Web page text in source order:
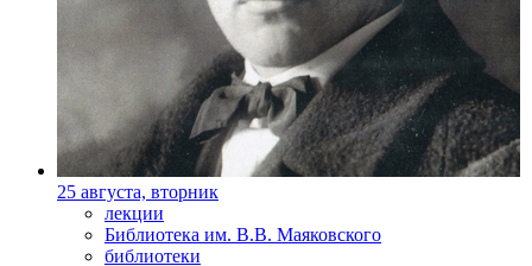
25 августа, вторник
лекции
Библиотека им. В.В. Маяковского
библиотеки